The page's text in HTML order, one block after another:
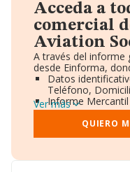
Acceda a
comercial
Aviation
A través del
desde Einforma,
Datos
Teléfono,
Informe
Gráficos de
Consejo de
Directivos y
Ver más
QUIERO